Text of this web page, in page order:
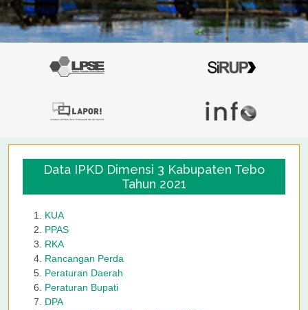
Data IPKD Dimensi 3 Kabupaten Tebo
Tahun 2021
KUA
PPAS
RKA
Rancangan Perda
Peraturan Daerah
Peraturan Bupati
DPA